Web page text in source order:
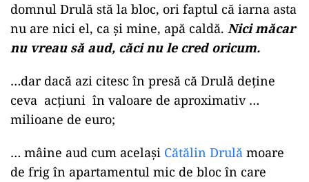
domnul Drulă stă la bloc, ori faptul că iarna asta
nu are nici el, ca și mine, apă caldă. Nici măcar
nu vreau să aud, căci nu le cred oricum.
…dar dacă azi citesc în presă că Drulă deține
ceva acțiuni în valoare de aproximativ …
milioane de euro;
… mâine aud cum același Cătălin Drulă moare
de frig în apartamentul mic de bloc în care